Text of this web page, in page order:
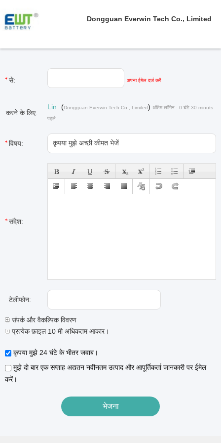
Dongguan Everwin Tech Co., Limited
से: अपना ईमेल दर्ज करें
करने के लिए:
Lin (Dongguan Everwin Tech Co., Limited) अंतिम लॉगिन : 0 घंटे 30 minuts
पहले
विषय:
संदेश:
टेलीफोन:
संपर्क और वैकल्पिक विवरण
प्रत्येक फ़ाइल 10 मी अधिकतम आकार।
कृपया मुझे 24 घंटे के भीतर जवाब।
मुझे दो बार एक सप्ताह अद्यतन नवीनतम उत्पाद और आपूर्तिकर्ता जानकारी पर ईमेल
करें।